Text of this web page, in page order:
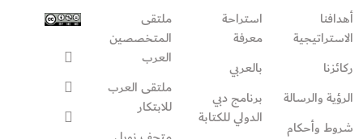
أهدافنا
الاستراتيجية
ركائزنا
الرؤية والرسالة
شروط وأحكام
استراحة
معرفة
بالعربي
برنامج دبي
الدولي للكتابة
ملتقى
المتخصصين
العرب
ملتقى العرب
للابتكار